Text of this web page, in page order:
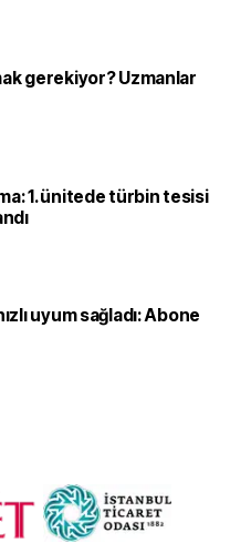
gerekiyor? Uzmanlar
1. ünitede türbin tesisi
uyum sağladı: Abone